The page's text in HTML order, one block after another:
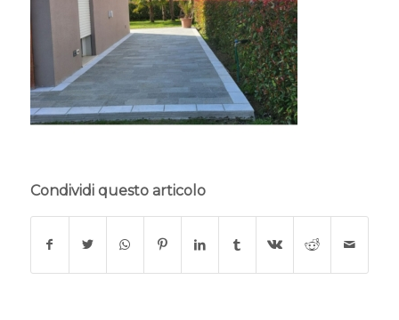
Condividi questo articolo